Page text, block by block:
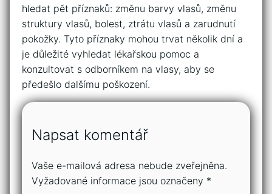
hledat pět příznaků: změnu barvy vlasů, změnu
struktury vlasů, bolest, ztrátu vlasů a zarudnutí
pokožky. Tyto příznaky mohou trvat několik dní a
je důležité vyhledat lékařskou pomoc a
konzultovat s odborníkem na vlasy, aby se
předešlo dalšímu poškození.
Napsat komentář
Vaše e-mailová adresa nebude zveřejněna.
Vyžadované informace jsou označeny *